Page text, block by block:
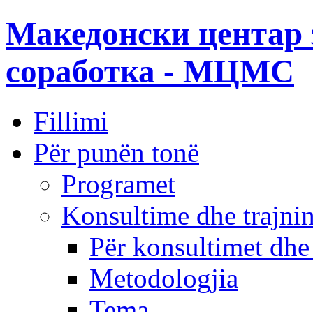
Македонски центар
соработка - МЦМС
Fillimi
Për punën tonë
Programet
Konsultime dhe
Për konsultimet
Metodologjia